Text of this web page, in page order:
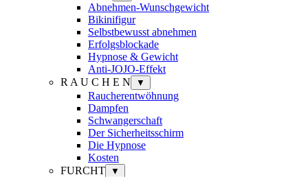
Abnehmen-Wunschgewicht
Bikinifigur
Selbstbewusst abnehmen
Erfolgsblockade
Hypnose & Gewicht
Anti-JOJO-Effekt
R A U C H E N
▼
Raucherentwöhnung
Dampfen
Schwangerschaft
Der Sicherheitsschirm
Die Hypnose
Kosten
FURCHT
▼